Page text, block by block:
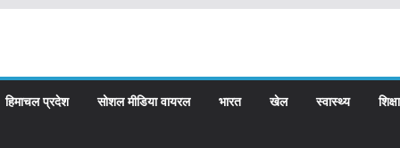
हिमाचल प्रदेश सोशल मीडिया वायरल भारत खेल स्वास्थ्य शिक्षा